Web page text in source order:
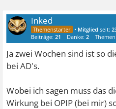
Inked
• Mitglied seit:
Beiträge:21 Danke:2
Ja zwei Wochen sind ist so
bei AD's.
Wobei ich sagen muss das
Wirkung bei OPIP (bei mir)